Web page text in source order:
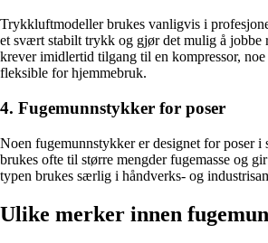
Trykkluftmodeller brukes vanligvis i
et svært stabilt trykk og gjør det mulig å jobbe
krever imidlertid tilgang til en kompressor,
fleksible for hjemmebruk.
4. Fugemunnstykker for poser
Noen fugemunnstykker er designet for poser i
brukes ofte til større mengder fugemasse og
typen brukes særlig i håndverks- og
Ulike merker innen